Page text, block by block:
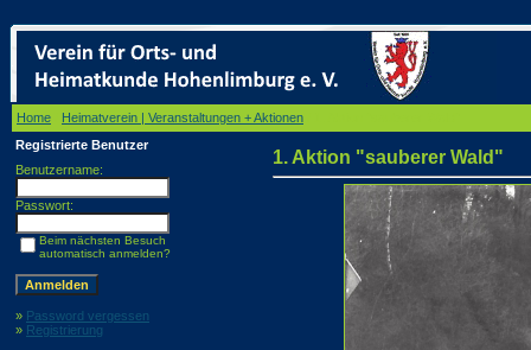
Home Heimatverein | Veranstaltungen + Aktionen
Registrierte Benutzer
Benutzername:
Passwort:
Beim nächsten Besuch
automatisch anmelden?
» Password vergessen
» Registrierung
1. Aktion "sauberer Wald"